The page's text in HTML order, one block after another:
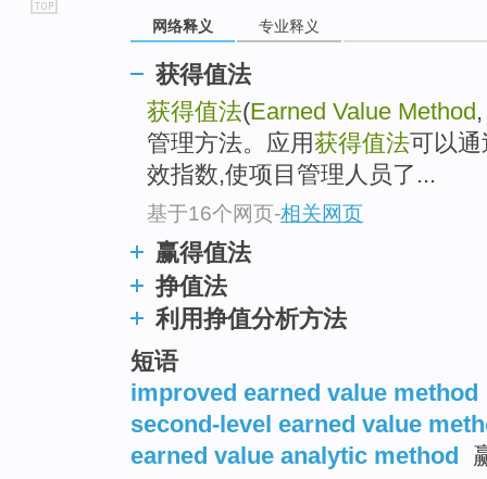
网络释义 专业释义
获得值法
获得值法(Earned Value Method
管理方法。应用获得值法可以
效指数,使项目管理人员了...
基于16个网页-相关网页
赢得值法
挣值法
利用挣值分析方法
短语
improved earned value method
second-level earned value
earned value analytic method